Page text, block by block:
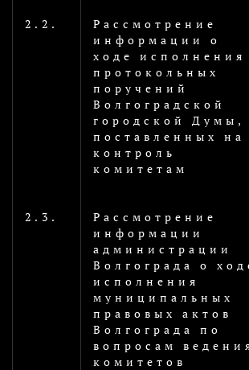
2.2.
Рассмотрение
информации о
ходе исполнения
протокольных
поручений
Волгоградской
городской Думы,
поставленных на
контроль
комитетам
2.3.
Рассмотрение
информации
администрации
Волгограда о
исполнения
муниципальных
правовых актов
Волгограда по
вопросам
комитетов